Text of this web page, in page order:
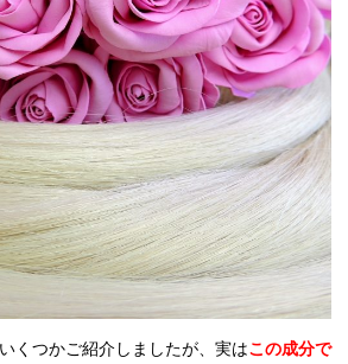
くつかご紹介しましたが、実はこの成分で